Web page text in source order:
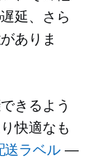
延、さら
ありま
きるよう
快適なも
送ラベル —